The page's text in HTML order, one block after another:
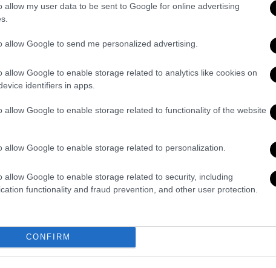
allow my user data to be sent to Google for online advertising
allow Google to send me personalized advertising.
allow Google to enable storage related to analytics like cookies on
identifiers in apps.
allow Google to enable storage related to functionality of the website
allow Google to enable storage related to personalization.
allow Google to enable storage related to security, including
functionality and fraud prevention, and other user protection.
CONFIRM
20.000 και 50.000 δολαρίων, σε
συστήματα Patriot που κοστίζουν περίπου
παρόμοιο με χορτοκοπτικό, είναι
εύκολα ακουστό,
να εντοπιστεί
και είναι προγραμματισμένα ναχτυπούν
έχουν αντιπαρεμβολική
. Ο σχεδιασμός τους είναι τόσο απλός και
από πολλές χώρες, όπως ηΡωσία (Geran-
δημιουργήσει παρόμοια όπλα.